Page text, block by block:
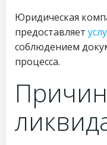
Юридическая
предоставляет
соблюдением
процесса.